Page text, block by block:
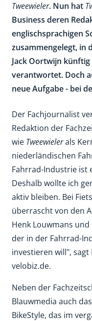
Tweewieler. Nun hat
Business deren
englischsprachigen
zusammengelegt, in
Jack Oortwijn
verantwortet. Doch
neue Aufgabe - bei
Der Fachjournalist
Redaktion der
wie Tweewielerals
niederländischen
Fahrrad-Industrie ist
Deshalb wollte ich
aktiv bleiben. Bei
überrascht von den
Henk Louwmans
der in der Fahrrad-
investieren will",
velobiz.de.
Neben der
Blauwmedia auch
BikeStyle, das im